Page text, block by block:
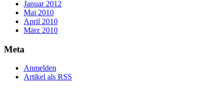
Januar 2012
Mai 2010
April 2010
März 2010
Meta
Anmelden
Artikel als RSS